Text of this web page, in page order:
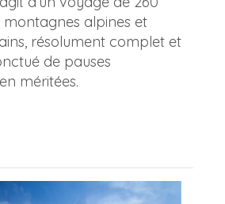
alpines et
résolument complet et
de pauses
méritées.